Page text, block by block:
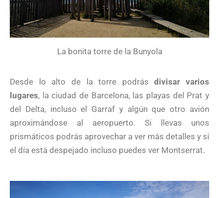
La bonita torre de la Bunyola
Desde lo alto de la torre podrásdivisar varios
lugares, la ciudad de Barcelona, las playas del Prat y
del Delta, incluso el Garraf y algún que otro avión
aproximándose al aeropuerto. Si llevas unos
prismáticos podrás aprovechar a ver más detalles y si
el día está despejado incluso puedes ver Montserrat.